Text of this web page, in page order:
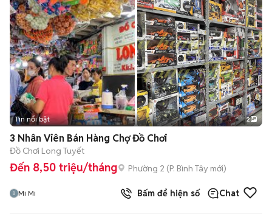
Tin nổi bật 2
3 Nhân Viên Bán Hàng Chợ Đồ Chơi
Đồ Chơi Long Tuyết
Đến 8,50 triệu/tháng Phường 2 (P. Bình Tây mới)
Mi Mi Bấm để hiện số Chat